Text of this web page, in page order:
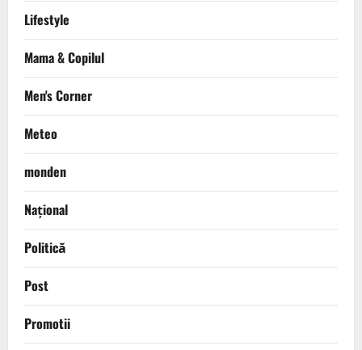
Lifestyle
Mama & Copilul
Men's Corner
Meteo
monden
Național
Politică
Post
Promotii